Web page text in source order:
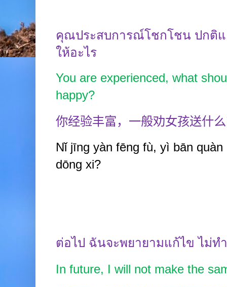
คุณประสบการณ์โชกโชน ปกติ
ให้อะไร
You are experienced, what
happy?
你经验丰富，一般劝女孩送什
Nǐ jīng yàn fēng fù, yì bān quàn
dōng xi?
ต่อไป ฉันจะพยายามแก้ไข ไม่ท
In future, I will not make the